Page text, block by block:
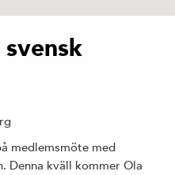
medlemsmöte med
Denna kväll kommer Ola